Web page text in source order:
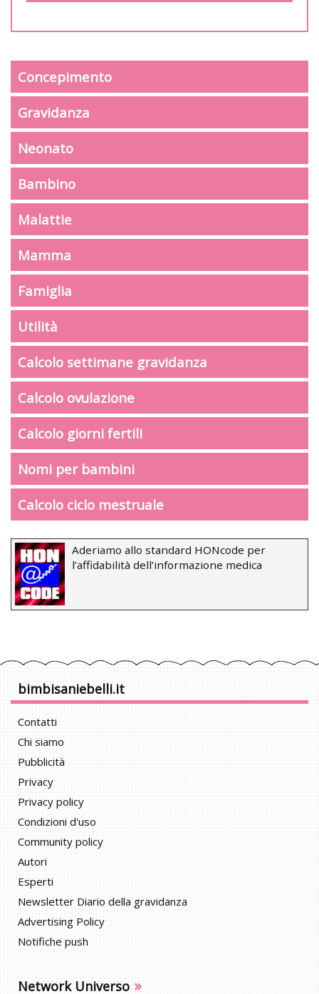
Concepimento
Gravidanza
Neonato
Bambino
Malattie
Mamma
Famiglia
Utilità
Calcolo settimane gravidanza
Calcolo ovulazione
Calcolo giorni fertili
Nomi per bambini
Calcolo ciclo mestruale
Aderiamo allo standard HONcode per
l’affidabilità dell’informazione medica
bimbisaniebelli.it
Contatti
Chi siamo
Pubblicità
Privacy
Privacy policy
Condizioni d'uso
Community policy
Autori
Esperti
Newsletter Diario della gravidanza
Advertising Policy
Notifiche push
Network Universo »